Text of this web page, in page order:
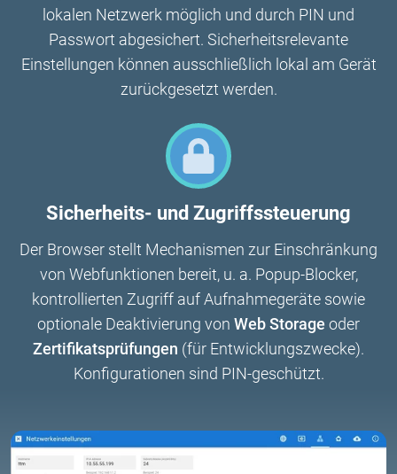
lokalen Netzwerk möglich und durch PIN und
Passwort abgesichert. Sicherheitsrelevante
Einstellungen können ausschließlich lokal am Gerät
zurückgesetzt werden.
Sicherheits- und Zugriffssteuerung
Der Browser stellt Mechanismen zur Einschränkung
von Webfunktionen bereit, u. a. Popup-Blocker,
kontrollierten Zugriff auf Aufnahmegeräte sowie
optionale Deaktivierung von Web Storage oder
Zertifikatsprüfungen (für Entwicklungszwecke).
Konfigurationen sind PIN-geschützt.